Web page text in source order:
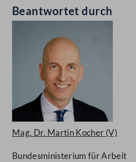
Beantwortet durch
Mag. Dr. Martin Kocher (V)
Bundesministerium für Arbeit